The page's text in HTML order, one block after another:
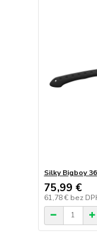
Silky Bigboy
75,99 €
61,78 € bez